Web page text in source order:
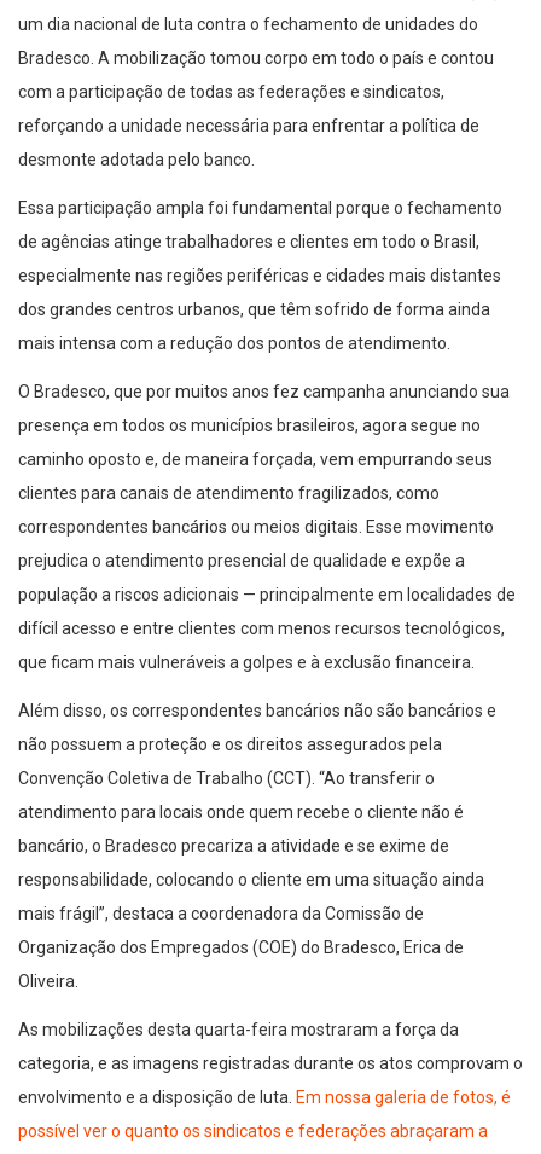
um dia nacional de luta contra o fechamento de unidades do
Bradesco. A mobilização tomou corpo em todo o país e contou
com a participação de todas as federações e sindicatos,
reforçando a unidade necessária para enfrentar a política de
desmonte adotada pelo banco.
Essa participação ampla foi fundamental porque o fechamento
de agências atinge trabalhadores e clientes em todo o Brasil,
especialmente nas regiões periféricas e cidades mais distantes
dos grandes centros urbanos, que têm sofrido de forma ainda
mais intensa com a redução dos pontos de atendimento.
O Bradesco, que por muitos anos fez campanha anunciando sua
presença em todos os municípios brasileiros, agora segue no
caminho oposto e, de maneira forçada, vem empurrando seus
clientes para canais de atendimento fragilizados, como
correspondentes bancários ou meios digitais. Esse movimento
prejudica o atendimento presencial de qualidade e expõe a
população a riscos adicionais — principalmente em localidades de
difícil acesso e entre clientes com menos recursos tecnológicos,
que ficam mais vulneráveis a golpes e à exclusão financeira.
Além disso, os correspondentes bancários não são bancários e
não possuem a proteção e os direitos assegurados pela
Convenção Coletiva de Trabalho (CCT). “Ao transferir o
atendimento para locais onde quem recebe o cliente não é
bancário, o Bradesco precariza a atividade e se exime de
responsabilidade, colocando o cliente em uma situação ainda
mais frágil”, destaca a coordenadora da Comissão de
Organização dos Empregados (COE) do Bradesco, Erica de
Oliveira.
As mobilizações desta quarta-feira mostraram a força da
categoria, e as imagens registradas durante os atos comprovam o
envolvimento e a disposição de luta. Em nossa galeria de fotos, é
possível ver o quanto os sindicatos e federações abraçaram a